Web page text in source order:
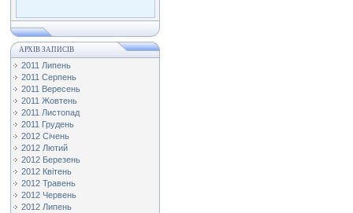
АРХІВ ЗАПИСІВ
2011 Липень
2011 Серпень
2011 Вересень
2011 Жовтень
2011 Листопад
2011 Грудень
2012 Січень
2012 Лютий
2012 Березень
2012 Квітень
2012 Травень
2012 Червень
2012 Липень